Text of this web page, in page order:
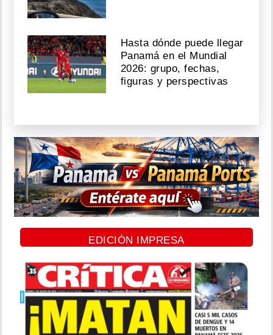
Hasta dónde puede llegar
Panamá en el Mundial
2026: grupo, fechas,
figuras y perspectivas
EDICIÓN IMPRESA